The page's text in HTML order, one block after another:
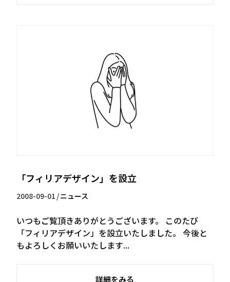
「フィリアデザイン」を設立
2008-09-01 /ニュース
いつもご覧頂きありがとうございます。 このたび
「フィリアデザイン」を設立いたしました。 今後と
もよろしくお願いいたします...
詳細をみる